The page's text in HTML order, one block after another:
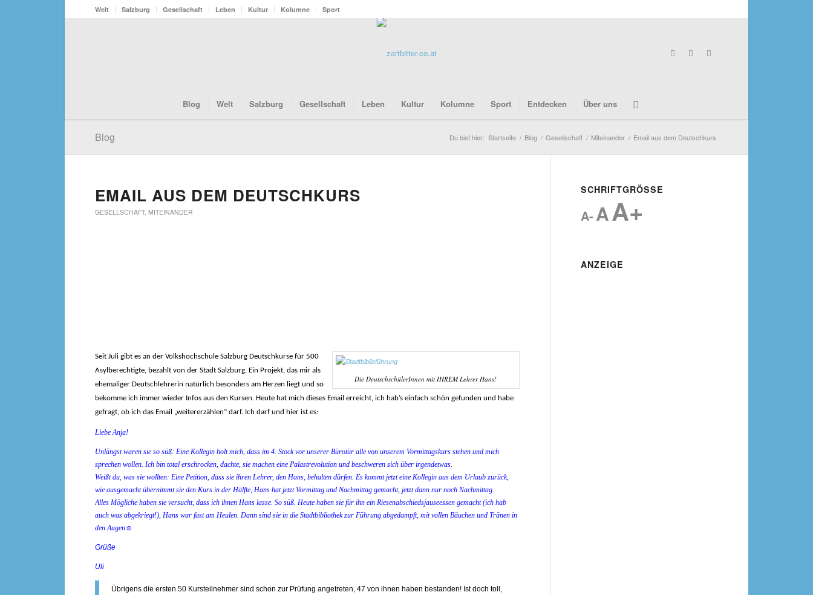
Welt Salzburg Gesellschaft Leben Kultur Kolumne Sport
Blog Welt Salzburg Gesellschaft Leben Kultur Kolumne Sport Entdecken Über uns
Blog Du bist hier: Startseite / Blog / Gesellschaft / Miteinander / Email aus dem Deutschkurs
EMAIL AUS DEM DEUTSCHKURS
GESELLSCHAFT, MITEINANDER
Die DeutschschülerInnen mit IHREM Lehrer Hans!
Seit Juli gibt es an der Volkshochschule Salzburg Deutschkurse für 500
Asylberechtigte, bezahlt von der Stadt Salzburg. Ein Projekt, das mir als
ehemaliger Deutschlehrerin natürlich besonders am Herzen liegt und so
bekomme ich immer wieder Infos aus den Kursen. Heute hat mich dieses Email erreicht, ich hab’s einfach schön gefunden und habe
gefragt, ob ich das Email „weitererzählen“ darf. Ich darf und hier ist es:
Liebe Anja!
Unlängst waren sie so süß: Eine Kollegin holt mich, dass im 4. Stock vor unserer Bürotür alle von unserem Vormittagskurs stehen und mich
sprechen wollen. Ich bin total erschrocken, dachte, sie machen eine Palastrevolution und beschweren sich über irgendetwas.
Weißt du, was sie wollten: Eine Petition, dass sie ihren Lehrer, den Hans, behalten dürfen. Es kommt jetzt eine Kollegin aus dem Urlaub zurück,
wie ausgemacht übernimmt sie den Kurs in der Hälfte, Hans hat jetzt Vormittag und Nachmittag gemacht, jetzt dann nur noch Nachmittag.
Alles Mögliche haben sie versucht, dass ich ihnen Hans lasse. So süß. Heute haben sie für ihn ein Riesenabschiedsjauseessen gemacht (ich hab
auch was abgekriegt!), Hans war fast am Heulen. Dann sind sie in die Stadtbibliothek zur Führung abgedampft, mit vollen Bäuchen und Tränen in
den Augen☺
Grüße
Uli
Übrigens die ersten 50 Kursteilnehmer sind schon zur Prüfung angetreten, 47 von ihnen haben bestanden! Ist doch toll,
SCHRIFTGRÖSSE
A- AA+
ANZEIGE